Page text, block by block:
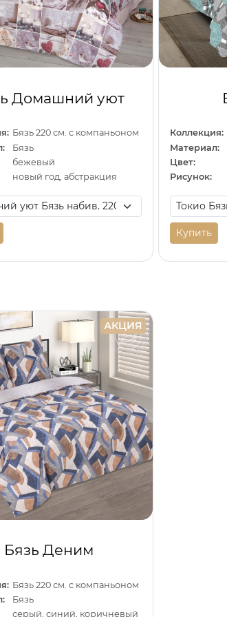
Домашний уют
Бязь 220 см. с компаньоном
Бязь
бежевый
новый год, абстракция
Коллекция:
Материал:
Цвет:
Рисунок:
Купить
АКЦИЯ
Бязь Деним
Бязь 220 см. с компаньоном
Бязь
серый, синий, коричневый